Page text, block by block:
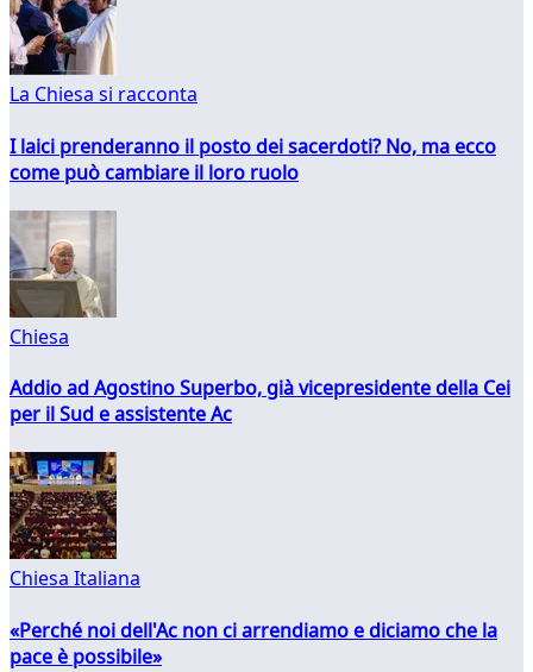
La Chiesa si racconta
I laici prenderanno il posto dei sacerdoti? No, ma ecco
come può cambiare il loro ruolo
Chiesa
Addio ad Agostino Superbo, già vicepresidente della Cei
per il Sud e assistente Ac
Chiesa Italiana
«Perché noi dell'Ac non ci arrendiamo e diciamo che la
pace è possibile»